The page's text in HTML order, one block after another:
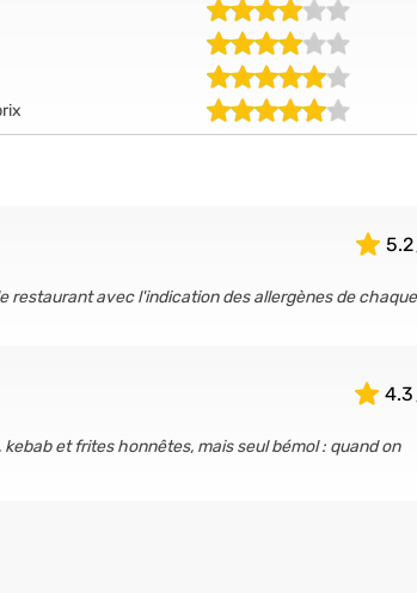
5.2
restaurant avec l'indication des allergènes de chaque
4.3
et frites honnêtes, mais seul bémol : quand on